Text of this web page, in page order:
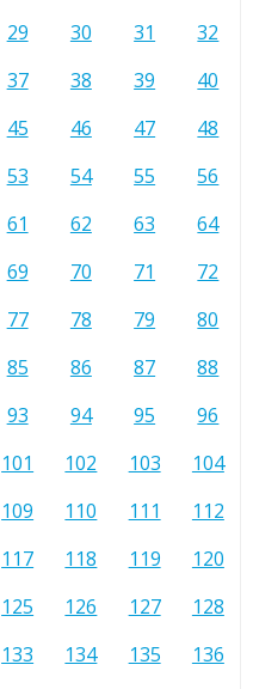
29 30 31
32
37 38 39
40
45 46 47 48
53 54 55
56
61 62 63
64
69 70 71
72
77 78 79
80
85 86 87
88
93 94 95
96
101 102 103
104
109 110 111
112
117 118 119
120
125 126 127
128
133 134 135
136